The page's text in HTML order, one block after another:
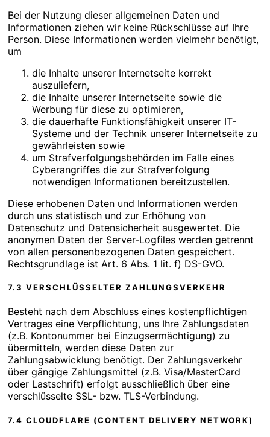
Bei der Nutzung dieser allgemeinen Daten und
Informationen ziehen wir keine Rückschlüsse auf Ihre
Person. Diese Informationen werden vielmehr benötigt,
um
die Inhalte unserer Internetseite korrekt
auszuliefern,
die Inhalte unserer Internetseite sowie die
Werbung für diese zu optimieren,
die dauerhafte Funktionsfähigkeit unserer IT-
Systeme und der Technik unserer Internetseite zu
gewährleisten sowie
um Strafverfolgungsbehörden im Falle eines
Cyberangriffes die zur Strafverfolgung
notwendigen Informationen bereitzustellen.
Diese erhobenen Daten und Informationen werden
durch uns statistisch und zur Erhöhung von
Datenschutz und Datensicherheit ausgewertet. Die
anonymen Daten der Server-Logfiles werden getrennt
von allen personenbezogenen Daten gespeichert.
Rechtsgrundlage ist Art. 6 Abs. 1 lit. f) DS-GVO.
7.3 VERSCHLÜSSELTER ZAHLUNGSVERKEHR
Besteht nach dem Abschluss eines kostenpflichtigen
Vertrages eine Verpflichtung, uns Ihre Zahlungsdaten
(z.B. Kontonummer bei Einzugsermächtigung) zu
übermitteln, werden diese Daten zur
Zahlungsabwicklung benötigt. Der Zahlungsverkehr
über gängige Zahlungsmittel (z.B. Visa/MasterCard
oder Lastschrift) erfolgt ausschließlich über eine
verschlüsselte SSL- bzw. TLS-Verbindung.
7.4 CLOUDFLARE (CONTENT DELIVERY NETWORK)